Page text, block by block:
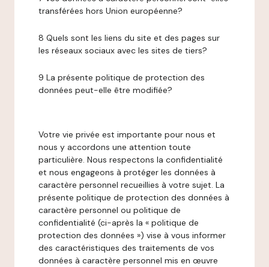
transférées hors Union européenne?
8 Quels sont les liens du site et des pages sur
les réseaux sociaux avec les sites de tiers?
9 La présente politique de protection des
données peut-elle être modifiée?
Votre vie privée est importante pour nous et
nous y accordons une attention toute
particulière. Nous respectons la confidentialité
et nous engageons à protéger les données à
caractère personnel recueillies à votre sujet. La
présente politique de protection des données à
caractère personnel ou politique de
confidentialité (ci-après la « politique de
protection des données ») vise à vous informer
des caractéristiques des traitements de vos
données à caractère personnel mis en œuvre